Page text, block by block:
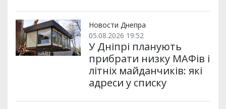
Новости Днепра
05.08.2026 19:52
У Дніпрі планують
прибрати низку МАФів і
літніх майданчиків: які
адреси у списку